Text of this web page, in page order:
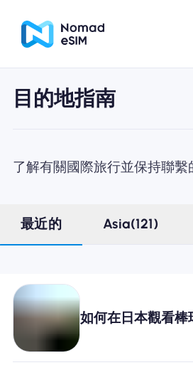
為什麼選擇Nomad eSIM
目的地指南
了解有關國際旅行並保持聯繫
最近的 Asia(121)
如何在日本觀看棒